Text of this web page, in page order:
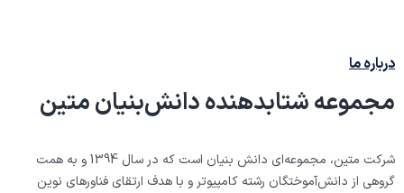
درباره ما
مجموعه شتابدهنده دانش‌بنیان متین
شرکت متین، مجموعه‌ای دانش بنیان است که در سال 1394 و به همت
گروهی از دانش‌آموختگان رشته کامپیوتر و با هدف ارتقای فناور‌های نوین